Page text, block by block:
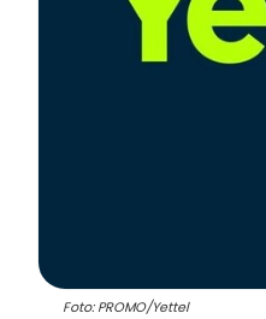
Foto: PROMO/Yettel